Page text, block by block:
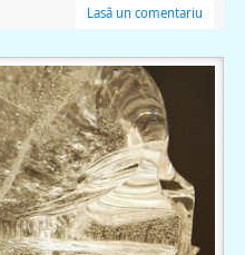
Lasă un comentariu